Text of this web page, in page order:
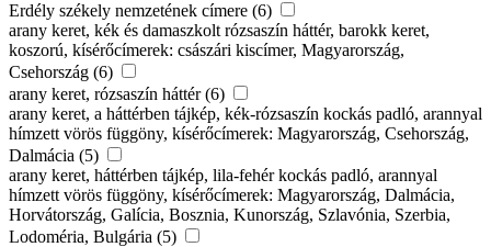
Erdély székely nemzetének címere (6)
arany keret, kék és damaszkolt rózsaszín háttér, barokk keret,
koszorú, kísérőcímerek: császári kiscímer, Magyarország,
Csehország (6)
arany keret, rózsaszín háttér (6)
arany keret, a háttérben tájkép, kék-rózsaszín kockás padló, arannyal
hímzett vörös függöny, kísérőcímerek: Magyarország, Csehország,
Dalmácia (5)
arany keret, háttérben tájkép, lila-fehér kockás padló, arannyal
hímzett vörös függöny, kísérőcímerek: Magyarország, Dalmácia,
Horvátország, Galícia, Bosznia, Kunország, Szlavónia, Szerbia,
Lodoméria, Bulgária (5)